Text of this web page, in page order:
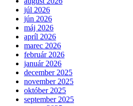
júl 2026
jún 2026
máj 2026
apríl 2026
marec 2026
február 2026
január 2026
december 2025
november 2025
október 2025
september 2025